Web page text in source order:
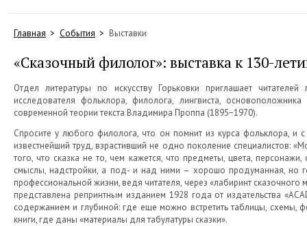
Главная События Выставки
«Сказочный филолог»: выставка к 130-
Отдел литературы по искусству Горьковки приглашает
исследователя фольклора, филолога, лингвиста,
современной теории текста Владимира Проппа (1895−1970).
Спросите у любого филолога, что он помнит из курса фольклора,
известнейший труд, взрастивший не одно поколение специалистов:
того, что сказка не то, чем кажется, что предметы, цвета,
смыслы, надстройки, а под- и над ними – хорошо продуманная, но
профессиональной жизни, ведя читателя, через «лабиринт
представлена репринтным изданием 1928 года от издательства
содержанием и глубиной: где еще можно встретить таблицы, схемы,
книги, где даны «материалы для табулатуры сказки».